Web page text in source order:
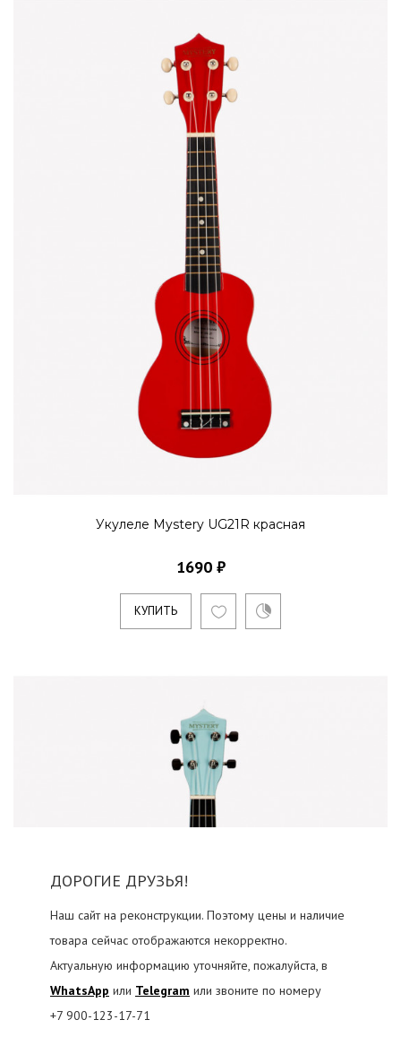
ДОРОГИЕ ДРУЗЬЯ!
Наш сайт на реконструкции. Поэтому цены и наличие
товара сейчас отображаются некорректно.
Актуальную информацию уточняйте, пожалуйста, в
WhatsApp или Telegram или звоните по номеру
+7 900-123-17-71
Укулеле Mystery UG21R красная
1690 ₽
КУПИТЬ